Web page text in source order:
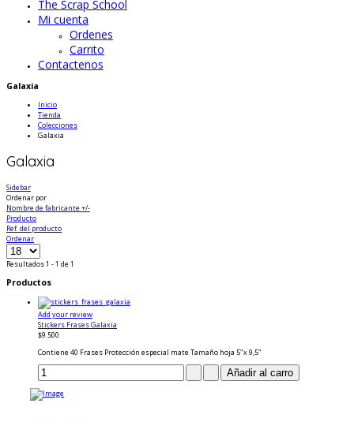
The Scrap School
Mi cuenta
Ordenes
Carrito
Contactenos
Galaxia
Inicio
Tienda
Colecciones
Galaxia
Galaxia
Sidebar
Ordenar por
Nombre de fabricante +/-
Producto
Ref. del producto
Ordenar
Resultados 1 - 1 de 1
Productos
Add your review
Stickers Frases Galaxia
$9.500
Contiene 40 Frases Protección especial mate Tamaño hoja 5"x 9,5"